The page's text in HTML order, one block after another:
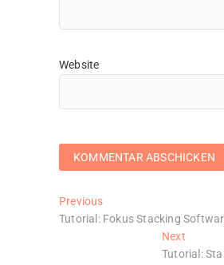
Website
Beitragsnavigation
PreviousPrevious
post:
Tutorial: Fokus Stacking
NextNext
post:
Tutorial: